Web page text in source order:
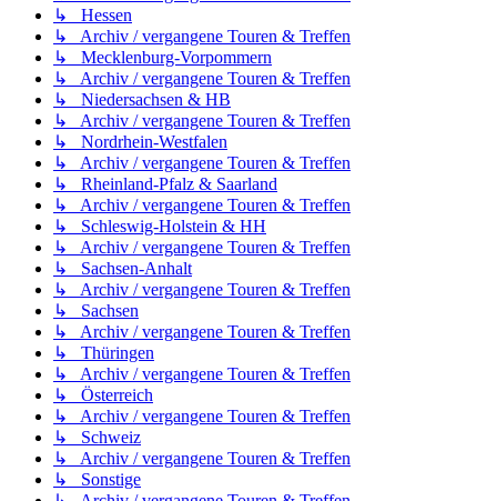
↳ Hessen
↳ Archiv / vergangene Touren & Treffen
↳ Mecklenburg-Vorpommern
↳ Archiv / vergangene Touren & Treffen
↳ Niedersachsen & HB
↳ Archiv / vergangene Touren & Treffen
↳ Nordrhein-Westfalen
↳ Archiv / vergangene Touren & Treffen
↳ Rheinland-Pfalz & Saarland
↳ Archiv / vergangene Touren & Treffen
↳ Schleswig-Holstein & HH
↳ Archiv / vergangene Touren & Treffen
↳ Sachsen-Anhalt
↳ Archiv / vergangene Touren & Treffen
↳ Sachsen
↳ Archiv / vergangene Touren & Treffen
↳ Thüringen
↳ Archiv / vergangene Touren & Treffen
↳ Österreich
↳ Archiv / vergangene Touren & Treffen
↳ Schweiz
↳ Archiv / vergangene Touren & Treffen
↳ Sonstige